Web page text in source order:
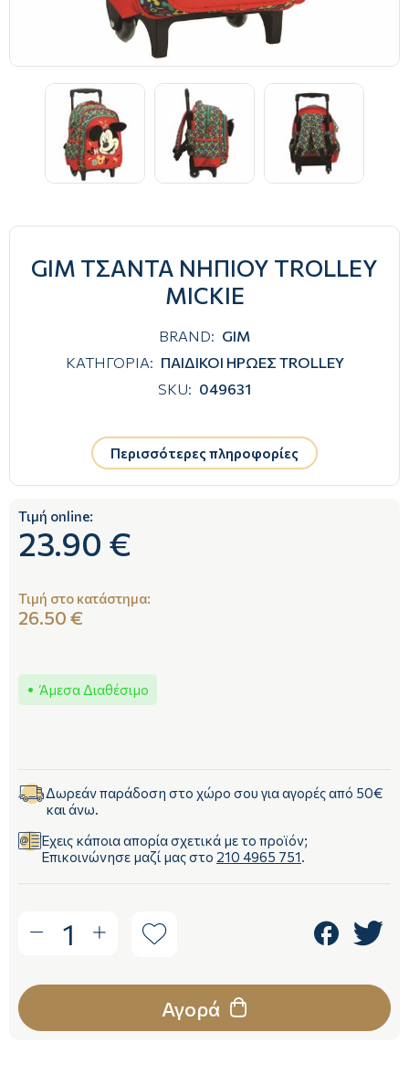
GIM ΤΣΑΝΤΑ ΝΗΠΙΟΥ TROLLEY
MICKIE
BRAND: GIM
ΚΑΤΗΓΟΡΙΑ: ΠΑΙΔΙΚΟΙ ΗΡΩΕΣ TROLLEY
SKU: 049631
Περισσότερες πληροφορίες
Τιμή online:
23.90 €
Τιμή στο κατάστημα:
26.50 €
Άμεσα Διαθέσιμο
Δωρεάν παράδοση στο χώρο σου για αγορές από 50€
και άνω.
Έχεις κάποια απορία σχετικά με το προϊόν;
Επικοινώνησε μαζί μας στο 210 4965 751.
1
Αγορά